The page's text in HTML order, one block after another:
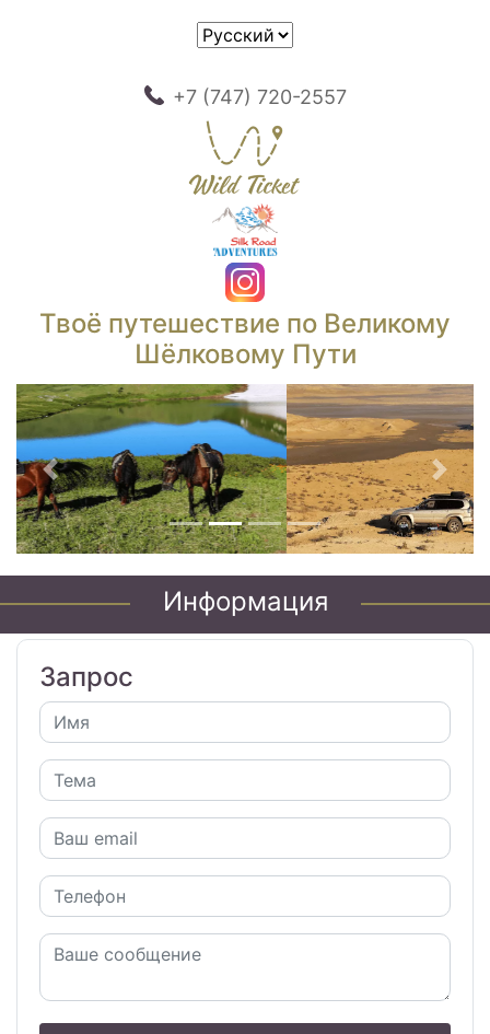
+7 (747) 720-2557
Твоё путешествие по Великому
Шёлковому Пути
Предыдущий
Информация
Запрос